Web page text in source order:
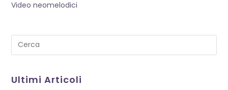
Video neomelodici
Ultimi Articoli